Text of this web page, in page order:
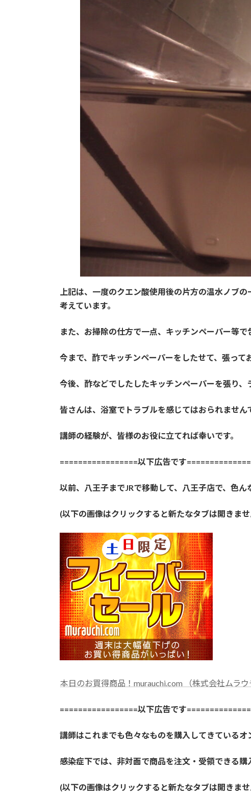
上記は、一度のクエン酸使用後の片方の温水ノブ
考えています。
また、お掃除の仕方で一点、キッチンペーパー等で
今まで、酢でキッチンペーパーをしたせて、張って
今後、酢などでしたしたキッチンペーパーを張り、
皆さんは、浴室でトラブルを感じてはおられません
講師の経験が、皆様のお役に立てれば幸いです。
=================以下広告です
以前、八王子までJRで移動して、八王子店で、色ん
(以下の画像はクリックすると新たなタブは開きま
本日のお買得商品！murauchi.com （株式会社ムラウ
=================以下広告です
講師はこれまでも色々なものを購入してきているオ
感染症下では、非対面で商品を注文・受領できる購
(以下の画像はクリックすると新たなタブは開きま